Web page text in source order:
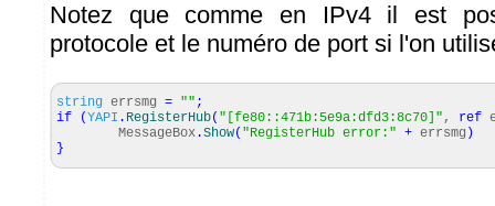
Notez que comme en IPv4 il est
protocole et le numéro de port si l'on
string errsmg = "" ;
if
(YAPI . RegisterHub( "[fe80::471b:5e9a:dfd3:8c70]" , ref
MessageBox .Show( "RegisterHub error:" + errsmg )
}